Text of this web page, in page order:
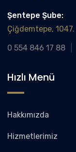
Şentepe Şube:
Çiğdemtepe,
0 554 846 17 88
Hızlı Menü
Hakkımızda
Hizmetlerimiz